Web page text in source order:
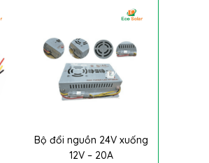
Bộ đổi nguồn 24V xuống
12V – 20A